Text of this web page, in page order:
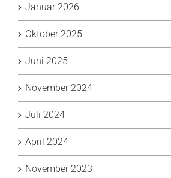
Januar 2026
Oktober 2025
Juni 2025
November 2024
Juli 2024
April 2024
November 2023